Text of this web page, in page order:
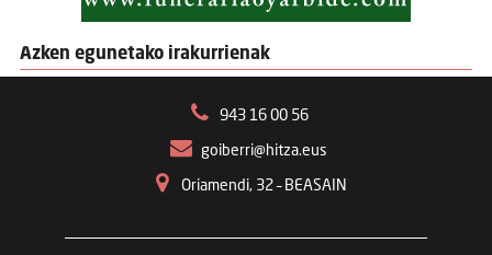
Azken egunetako irakurrienak
943 16 00 56
goiberri@hitza.eus
Oriamendi, 32 – BEASAIN